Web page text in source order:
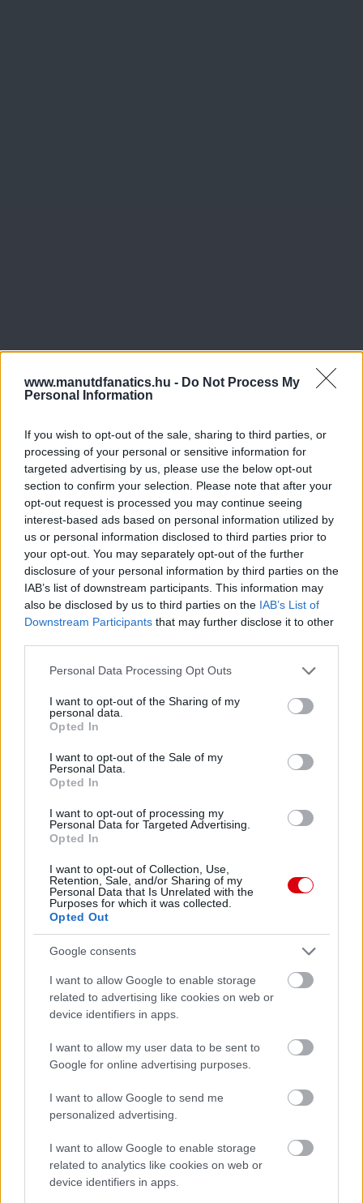
www.manutdfanatics.hu - Do Not Process My
Personal Information
If you wish to opt-out of the sale, sharing to third parties, or
processing of your personal or sensitive information for
targeted advertising by us, please use the below opt-out
section to confirm your selection. Please note that after your
opt-out request is processed you may continue seeing
interest-based ads based on personal information utilized by
us or personal information disclosed to third parties prior to
your opt-out. You may separately opt-out of the further
disclosure of your personal information by third parties on the
IAB’s list of downstream participants. This information may
also be disclosed by us to third parties on the IAB’s List of
Downstream Participants that may further disclose it to other
Please note that this website/app uses one or more Google
not limited to your visit or usage behaviour. You may click to
grant or deny consent to Google and its third-party tags to
use your data for below specified purposes in below Google
consent section.
Personal Data Processing Opt Outs
I want to opt-out of the Sharing of my
personal data.
Opted In
I want to opt-out of the Sale of my
Personal Data.
Opted In
I want to opt-out of processing my
Personal Data for Targeted Advertising.
Opted In
I want to opt-out of Collection, Use,
Retention, Sale, and/or Sharing of my
Personal Data that Is Unrelated with the
Purposes for which it was collected.
Opted Out
Google consents
I want to allow Google to enable storage
related to advertising like cookies on web or
device identifiers in apps.
I want to allow my user data to be sent to
Google for online advertising purposes.
I want to allow Google to send me
personalized advertising.
I want to allow Google to enable storage
related to analytics like cookies on web or
device identifiers in apps.
Meccs Center
Paris Saint-Germainvs
Manchester United